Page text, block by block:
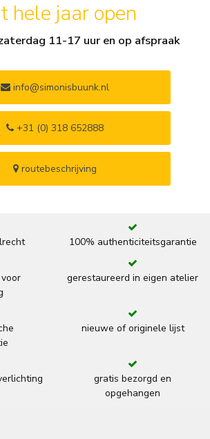
hele jaar open
11-17 uur en op afspraak
info@simonisbuunk.nl
+31 (0) 318 652888
routebeschrijving
100% authenticiteitsgarantie
gerestaureerd in eigen atelier
nieuwe of originele lijst
gratis bezorgd en
opgehangen